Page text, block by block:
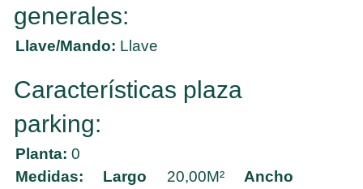
generales:
Llave/Mando: Llave
Características plaza
parking:
Planta: 0
Medidas:
Largo 20,00M² Ancho